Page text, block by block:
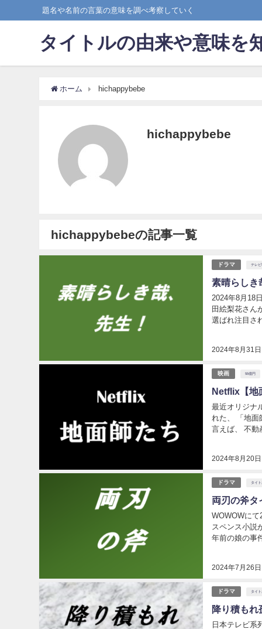
題名や名前の言葉の意味を調べ考察していく
タイトルの由来や意味を
ホーム hichappybebe
hichappybebe
hichappybebeの記事一覧
ドラマ テレビ
素晴らしき
2024年8月31日
2024年8月18
田絵梨花さん
選ばれ注目されています。 このドラマは脚本家、宅
映画 55億円
Netflix【地
2024年8月20日
最近オリジナ
れた、 「地面
言えば、 不動産を用いて、高額な土地代金をだまし取る集団詐欺として、一時期注目されていま
ドラマ タイト
両刃の斧タ
2024年7月26日
WOWOWに
スペンス小説
年前の娘の事
ドラマ タイト
降り積もれ
日本テレビ系